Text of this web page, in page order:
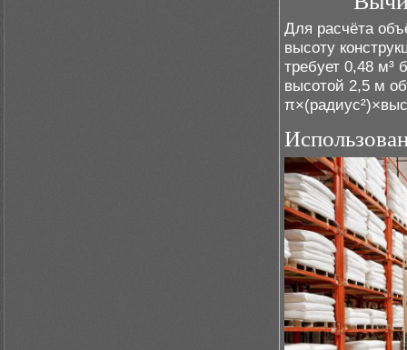
Для расчёта
высоту
требует 0,48 м³
высотой 2,5 м